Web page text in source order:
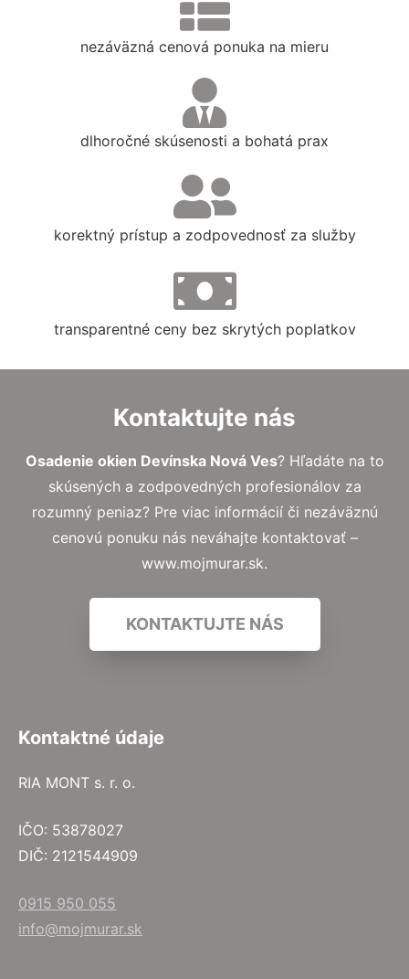
nezáväzná cenová ponuka na mieru
dlhoročné skúsenosti a bohatá prax
korektný prístup a zodpovednosť za služby
transparentné ceny bez skrytých poplatkov
Kontaktujte nás
Osadenie okien Devínska Nová Ves? Hľadáte na to
skúsených a zodpovedných profesionálov za
rozumný peniaz? Pre viac informácií či nezáväznú
cenovú ponuku nás neváhajte kontaktovať –
www.mojmurar.sk.
KONTAKTUJTE NÁS
Kontaktné údaje
RIA MONT s. r. o.
IČO: 53878027
DIČ: 2121544909
0915 950 055
info@mojmurar.sk